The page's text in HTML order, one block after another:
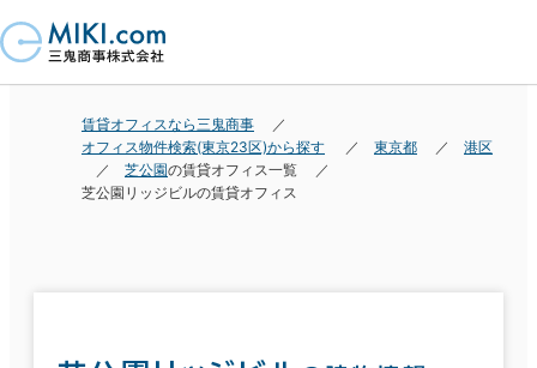
賃貸オフィスなら三鬼商事
オフィス物件検索(東京23区)から探す
東京都
港区
芝公園の賃貸オフィス一覧
芝公園リッジビルの賃貸オフィス